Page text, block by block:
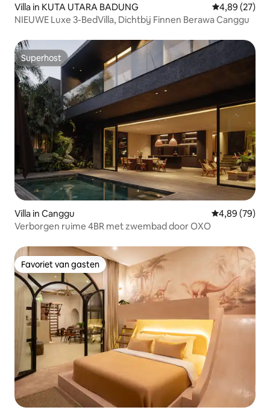
Villa in KUTA UTARA BADUNG Gemiddelde
4,89 (27)
NIEUWE Luxe 3-BedVilla, Dichtbij Finnen Berawa Canggu
Superhost
Superhost
Villa in Canggu Gemiddelde
4,89 (79)
Verborgen ruime 4BR met zwembad door OXO
Favoriet van gasten
Favoriet van gasten